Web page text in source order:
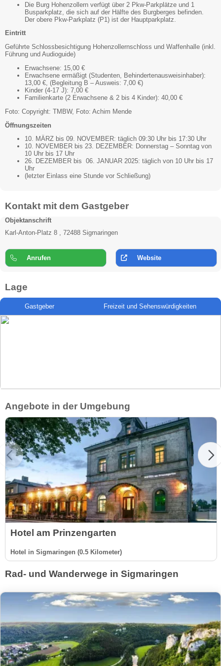
Die Burg Hohenzollern verfügt über 2 Pkw-Parkplätze und 1
Busparkplatz, die sich auf der Hälfte des Burgberges befinden.
Der obere Pkw-Parkplatz (P1) ist der Hauptparkplatz.
Eintritt
Geführte Schlossbesichtigung Hohenzollernschloss und Waffenhalle (inkl.
Führung und Audioguide)
Erwachsene: 15,00 €
Erwachsene ermäßigt (Studenten, Behindertenausweisinhaber):
13,00 €, (Begleitung B – Ausweis: 7,00 €)
Kinder (4-17 J): 7,00 €
Familienkarte (2 Erwachsene & 2 bis 4 Kinder): 40,00 €
Foto: Copyright: TMBW, Foto: Achim Mende
Öffnungszeiten
10. MÄRZ bis 09. NOVEMBER: täglich 09:30 Uhr bis 17:30 Uhr
10. NOVEMBER bis 23. DEZEMBER: Donnerstag – Sonntag von
10 Uhr bis 17 Uhr
26. DEZEMBER bis 06. JANUAR 2025: täglich von 10 Uhr bis 17
Uhr
(letzter Einlass eine Stunde vor Schließung)
Kontakt mit dem Gastgeber
Objektanschrift
Karl-Anton-Platz 8 , 72488 Sigmaringen
Anrufen Website
Lage
Gastgeber Freizeit und Sehenswürdigkeiten
Angebote in der Umgebung
Hotel am Prinzengarten
Hotel in Sigmaringen (0.5 Kilometer)
Rad- und Wanderwege in Sigmaringen